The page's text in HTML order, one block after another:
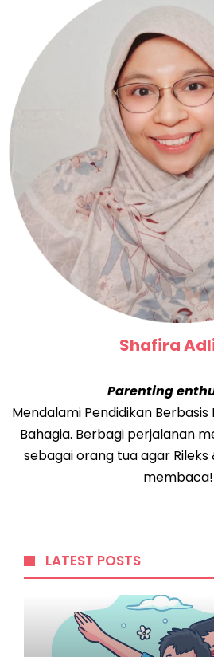
Shafira
Parenting
Mendalami Pendidikan
Bahagia. Berbagi perjalanan
sebagai orang tua agar Rileks
membaca!
LATEST POSTS